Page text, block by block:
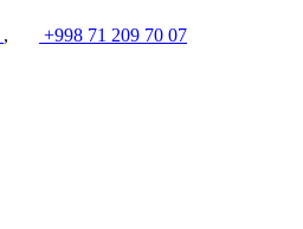
,
+998 71 209 70 07